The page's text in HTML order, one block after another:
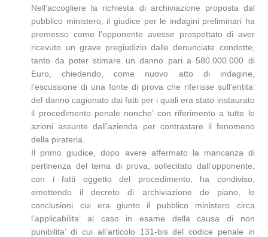
Nell’accogliere la richiesta di archiviazione proposta dal
pubblico ministero, il giudice per le indagini preliminari ha
premesso come l’opponente avesse prospettato di aver
ricevuto un grave pregiudizio dalle denunciate condotte,
tanto da poter stimare un danno pari a 580.000.000 di
Euro, chiedendo, come nuovo atto di indagine,
l’escussione di una fonte di prova che riferisse sull’entita’
del danno cagionato dai fatti per i quali era stato instaurato
il procedimento penale nonche’ con riferimento a tutte le
azioni assunte dall’azienda per contrastare il fenomeno
della pirateria.
Il primo giudice, dopo avere affermato la mancanza di
pertinenza del tema di prova, sollecitato dall’opponente,
con i fatti oggetto del procedimento, ha condiviso,
emettendo il decreto di archiviazione de piano, le
conclusioni cui era giunto il pubblico ministero circa
l’applicabilita’ al caso in esame della causa di non
punibilita’ di cui all’articolo 131-bis del codice penale in